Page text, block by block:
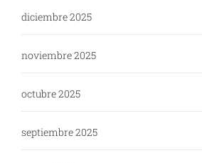
diciembre 2025
noviembre 2025
octubre 2025
septiembre 2025